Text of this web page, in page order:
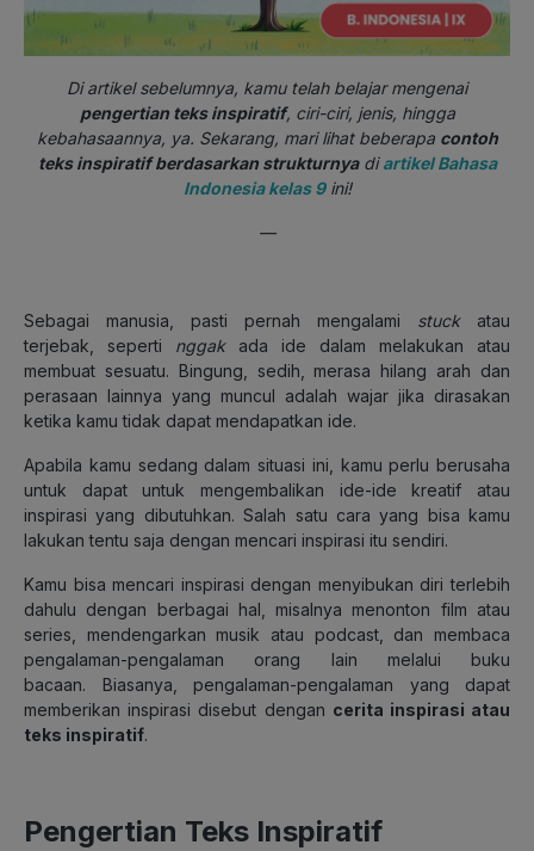
Di artikel sebelumnya, kamu telah belajar mengenai
pengertian teks inspiratif, ciri-ciri, jenis, hingga
kebahasaannya, ya. Sekarang, mari lihat beberapa contoh
teks inspiratif berdasarkan strukturnyadiartikel Bahasa
Indonesia kelas 9ini!
—
Sebagai manusia, pasti pernah mengalami stuckatau
terjebak, seperti nggakada ide dalam melakukan atau
membuat sesuatu. Bingung, sedih, merasa hilang arah dan
perasaan lainnya yang muncul adalah wajar jika dirasakan
ketika kamu tidak dapat mendapatkan ide.
Apabila kamu sedang dalam situasi ini, kamu perlu berusaha
untuk dapat untuk mengembalikan ide-ide kreatif atau
inspirasi yang dibutuhkan. Salah satu cara yang bisa kamu
lakukan tentu saja dengan mencari inspirasi itu sendiri.
Kamu bisa mencari inspirasi dengan menyibukan diri terlebih
dahulu dengan berbagai hal, misalnya menonton film atau
series, mendengarkan musik atau podcast, dan membaca
pengalaman-pengalaman orang lain melalui buku
bacaan.
Biasanya, pengalaman-pengalaman yang dapat
memberikan inspirasi disebut dengan cerita inspirasi atau
teks inspiratif.
Pengertian Teks Inspiratif